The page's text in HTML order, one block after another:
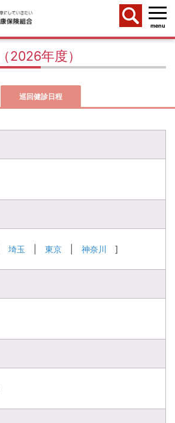
menu
（2026年度）
巡回健診日程
埼玉 東京 神奈川 ]